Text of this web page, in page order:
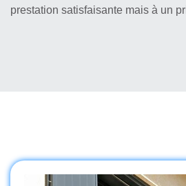
prestation satisfaisante mais à un